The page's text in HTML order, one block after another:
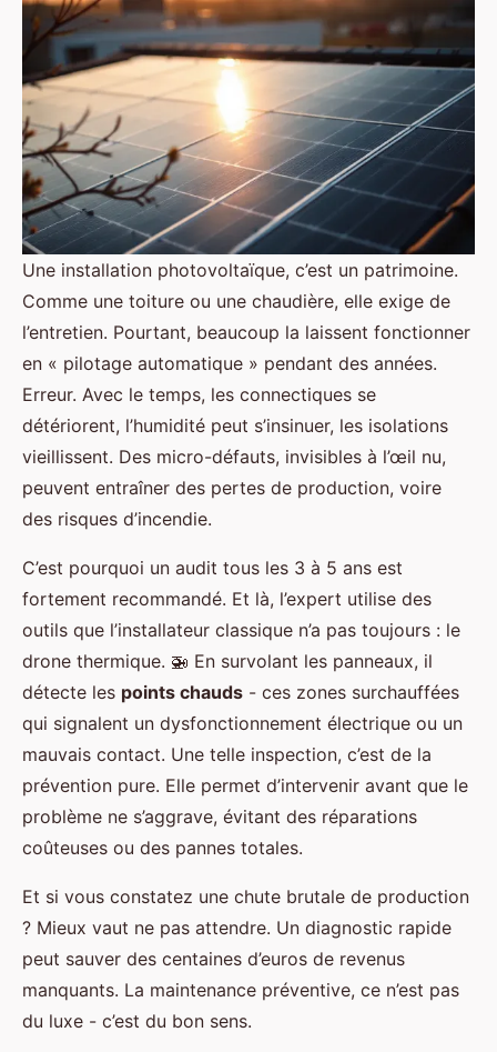
Une installation photovoltaïque, c’est un patrimoine.
Comme une toiture ou une chaudière, elle exige de
l’entretien. Pourtant, beaucoup la laissent fonctionner
en « pilotage automatique » pendant des années.
Erreur. Avec le temps, les connectiques se
détériorent, l’humidité peut s’insinuer, les isolations
vieillissent. Des micro-défauts, invisibles à l’œil nu,
peuvent entraîner des pertes de production, voire
des risques d’incendie.
C’est pourquoi un audit tous les 3 à 5 ans est
fortement recommandé. Et là, l’expert utilise des
outils que l’installateur classique n’a pas toujours : le
drone thermique. 🚁 En survolant les panneaux, il
détecte les points chauds - ces zones surchauffées
qui signalent un dysfonctionnement électrique ou un
mauvais contact. Une telle inspection, c’est de la
prévention pure. Elle permet d’intervenir avant que le
problème ne s’aggrave, évitant des réparations
coûteuses ou des pannes totales.
Et si vous constatez une chute brutale de production
? Mieux vaut ne pas attendre. Un diagnostic rapide
peut sauver des centaines d’euros de revenus
manquants. La maintenance préventive, ce n’est pas
du luxe - c’est du bon sens.